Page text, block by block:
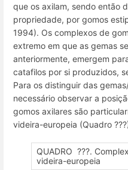
que os axilam, sendo então
propriedade, por gomos
1994). Os complexos de
extremo em que as gemas
anteriormente, emergem
catafilos por si produzidos,
Para os distinguir das
necessário observar a
gomos axilares são
videira-europeia (Quadro
QUADRO ???.
videira-europeia